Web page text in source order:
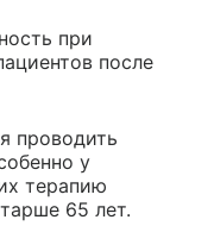
при
после
проводить
у
терапию
65 лет.